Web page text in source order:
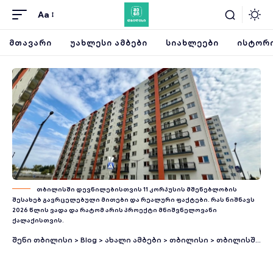
Aa
ᲛᲗᲐᲕᲐᲠᲘ ᲣᲐᲮᲚᲔᲡᲘ ᲐᲛᲑᲔᲑᲘ ᲡᲘᲐᲮᲚᲔᲔᲑᲘ
თბილისში დევნილებისთვის 11 კორპუსის მშენებლობის
შესახებ გავრცელებული მითები და რეალური ფაქტები. რას ნიშნავს
2026 წლის ვადა და რატომ არის პროექტი მნიშვნელოვანი
ქალაქისთვის.
შენი თბილისი > Blog > ახალი ამბები > თბილისი > თბილისში დევნილთა კორპუსების შენება: რა არის მითი და რა — რეალობა